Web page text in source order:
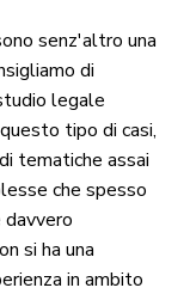
senz'altro una
di
legale
tipo di casi,
tematiche assai
che spesso
si ha una
in ambito